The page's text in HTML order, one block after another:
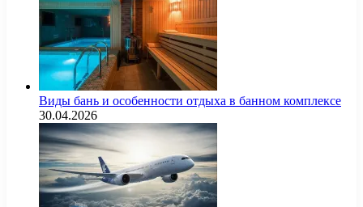
Виды бань и особенности отдыха в банном комплексе
30.04.2026